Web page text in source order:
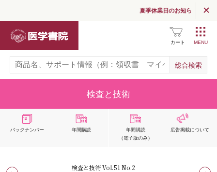
夏季休業日のお知らせ
カート
検査と技術
バックナンバー 年間購読
年間購読
（電子版のみ）
広告掲載について
検査と技術 Vol.51 No.2